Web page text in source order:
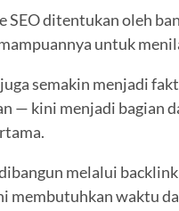
SEO ditentukan oleh
untuk
semakin menjadi
— kini menjadi bagian
melalui
membutuhkan waktu